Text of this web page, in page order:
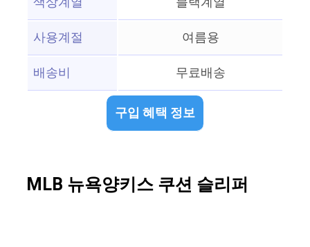
사용계절
여름용
배송비
무료배송
구입 혜택 정보
MLB 뉴욕양키스 쿠션 슬리퍼